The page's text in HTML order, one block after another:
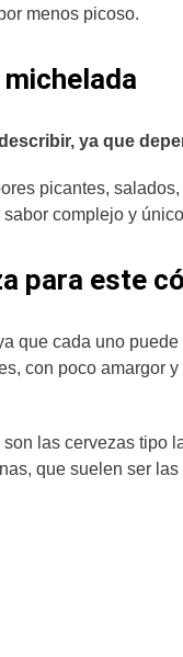
menos picoso.
ya que
picantes,
complejo y
para este
que cada uno
con poco amargor
las cervezas tipo
que suelen ser